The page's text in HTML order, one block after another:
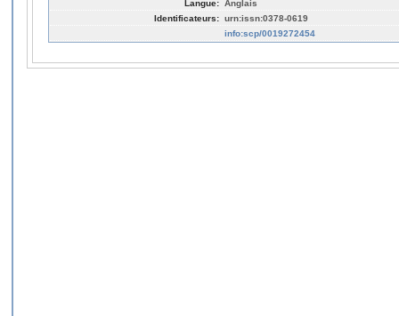
Langue: Anglais
Identificateurs: urn:issn:0378-0619
info:scp/0019272454